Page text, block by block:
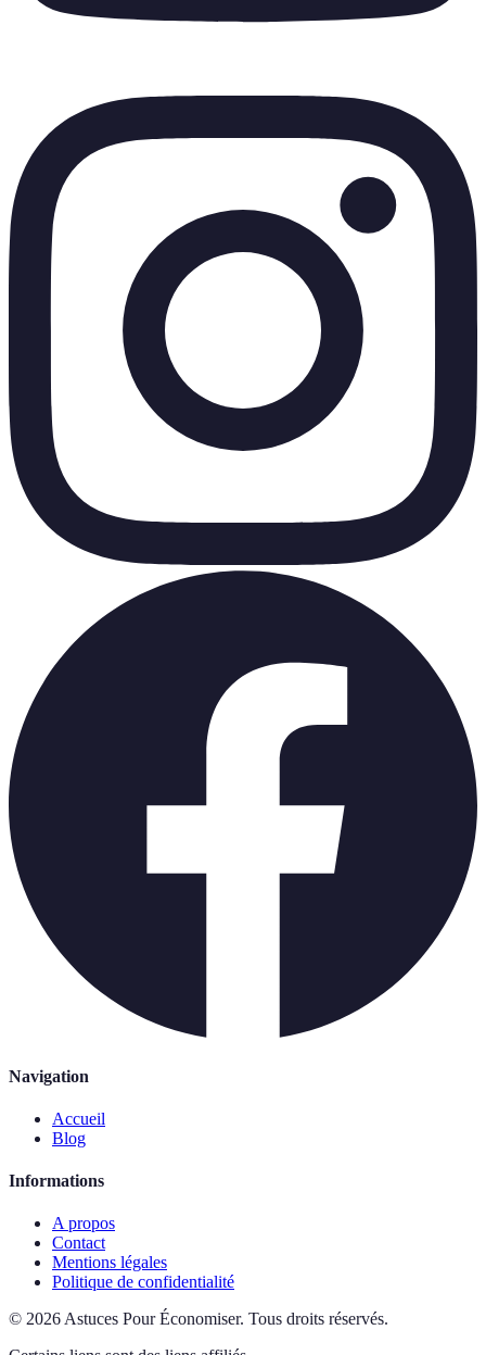
Navigation
Accueil
Blog
Informations
A propos
Contact
Mentions légales
Politique de confidentialité
© 2026Astuces Pour Économiser. Tous droits réservés.